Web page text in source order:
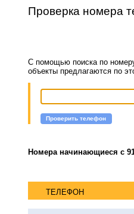
Проверка номера
С помощью поиска по
объекты предлагаются по
Проверить телефон
Номера начинающиеся с
ТЕЛЕФОН